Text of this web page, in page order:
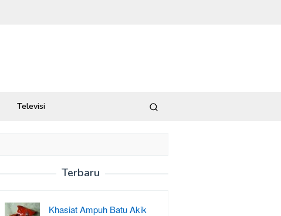
Televisi
Terbaru
Khasiat Ampuh Batu Akik